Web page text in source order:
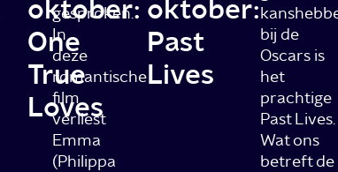
oktober:
One
True
Loves
gesproken.
In
deze
romantische
film
verliest
Emma
(Philippa
oktober:
Past
Lives
bij de
Oscars is
het
prachtige
Past Lives.
Wat ons
betreft de